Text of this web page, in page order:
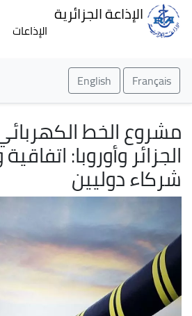
الإذاعة الجزائرية
الإذاعات
Français
English
مشروع الخط
الجزائر وأوروبا:
شركاء دوليين